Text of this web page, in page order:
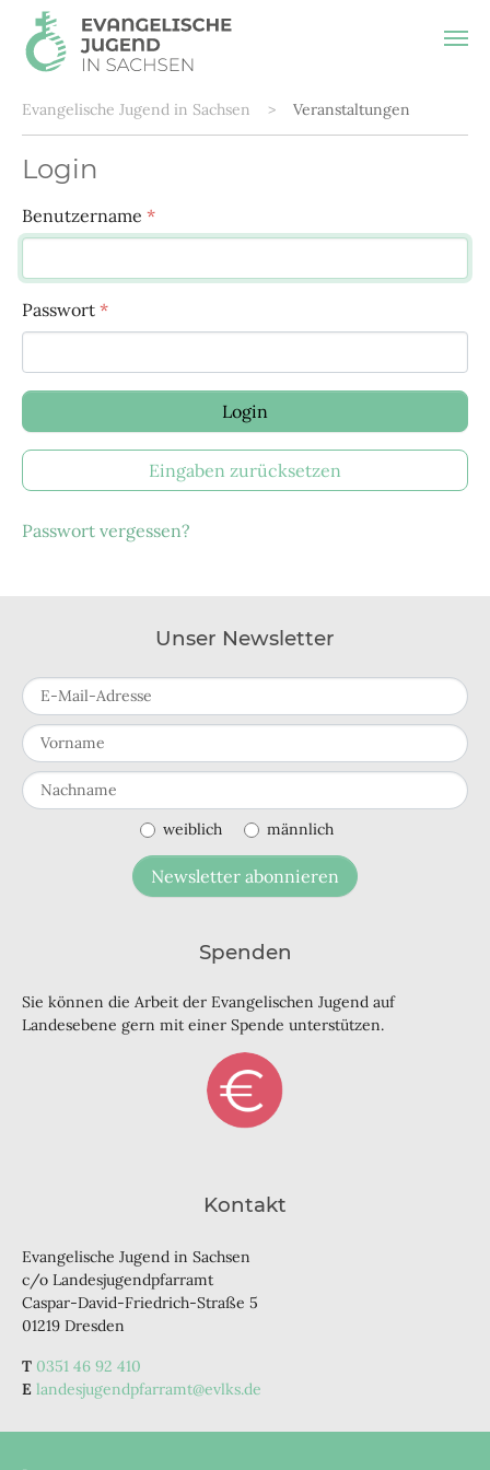
Sie sind hier:
Evangelische Jugend in Sachsen Veranstaltungen
Login
Benutzername *
Passwort *
Login
Eingaben zurücksetzen
Passwort vergessen?
Unser Newsletter
weiblich männlich
Newsletter abonnieren
Spenden
Sie können die Arbeit der Evangelischen Jugend auf
Landesebene gern mit einer Spende unterstützen.
Kontakt
Evangelische Jugend in Sachsen
c/o Landesjugendpfarramt
Caspar-David-Friedrich-Straße 5
01219 Dresden
0351 46 92 410
landesjugendpfarramt@evlks.de